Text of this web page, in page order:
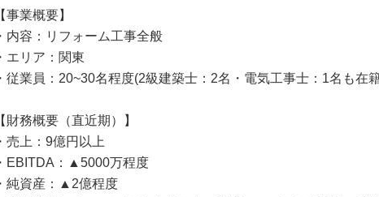
【事業概要】
・内容：リフォーム工事全般
・エリア：関東
・従業員：20~30名程度(2級建築士：2名・電気工事士：1名も在
【財務概要（直近期）】
・売上：9億円以上
・EBITDA：▲5000万程度
・純資産：▲2億程度